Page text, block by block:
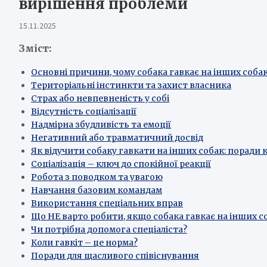
вирішення проблеми
15.11.2025
Зміст:
Основні причини, чому собака гавкає на інших
Територіальні інстинкти та захист власника
Страх або невпевненість у собі
Відсутність соціалізації
Надмірна збудливість та емоції
Негативний або травматичний досвід
Як відучити собаку гавкати на інших собак: поради
Соціалізація – ключ до спокійної реакції
Робота з поводком та увагою
Навчання базовим командам
Використання спеціальних вправ
Що НЕ варто робити, якщо собака гавкає на інших
Чи потрібна допомога спеціаліста?
Коли гавкіт – це норма?
Поради для щасливого співіснування